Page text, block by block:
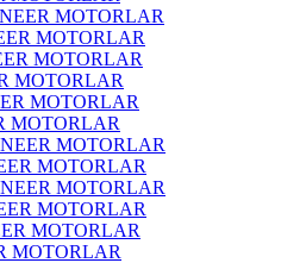
MOTORLAR
MOTORLAR
MOTORLAR
MOTORLAR
MOTORLAR
MOTORLAR